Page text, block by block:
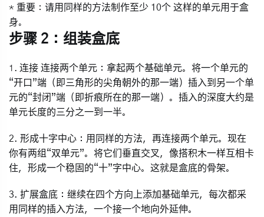
* 重要 ：请用同样的方法制作至少 10个 这样的单元用于盒
身。
步骤 2：组装盒底
1. 连接 连接两个单元 ：拿起两个基础单元。将一个单元的
“开口”端（即三角形的尖角朝外的那一端） 插入到另一个单
元的“封闭”端（即折痕所在的那一端）。插入的深度大约是
单元长度的三分之一到一半。
2. 形成十字中心 ：用同样的方法，再连接两个单元。现在
你有两组“双单元”。将它们垂直交叉，像搭积木一样互相卡
住，形成一个稳固的“十”字中心。这就是盒底的骨架。
3. 扩展盒底 ：继续在四个方向上添加基础单元，每次都采
用同样的插入方法，一个接一个地向外延伸。